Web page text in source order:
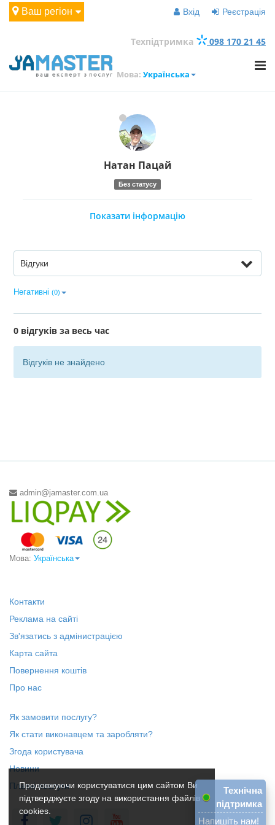
Продовжуючи користуватися цим сайтом Ви
підтверджуєте згоду на використання файлів
cookies.
Ваш регіон Вхід Реєстрація
Техпідтримка 098 170 21 45
Мова: Українська
Натан Пацай
Без статусу
Показати інформацію
Відгуки
Негативні (0)
0 відгуків за весь час
Відгуків не знайдено
admin@jamaster.com.ua
Мова: Українська
Контакти
Реклама на сайті
Зв'язатись з адмінистрацією
Карта сайта
Повернення коштів
Про нас
Як замовити послугу?
Як стати виконавцем та заробляти?
Згода користувача
Новини
Платні послуги
Технічна
підтримка
Напишіть нам!